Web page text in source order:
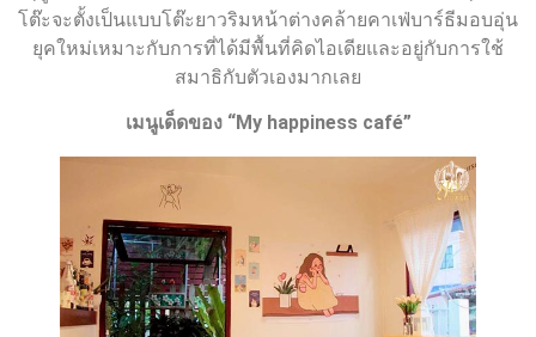
โต๊ะจะตั้งเป็นแบบโต๊ะยาวริมหน้าต่างคล้ายคาเฟ่บาร์ธีมอบอุ่น
ยุคใหม่เหมาะกับการที่ได้มีพื้นที่คิดไอเดียและอยู่กับการใช้
สมาธิกับตัวเองมากเลย
เมนูเด็ดของ “My happiness café”